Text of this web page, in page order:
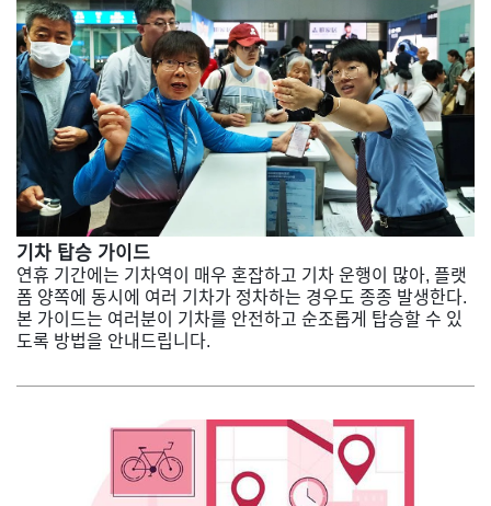
기차 탑승 가이드
연휴 기간에는 기차역이 매우 혼잡하고 기차 운행이 많아, 플랫
폼 양쪽에 동시에 여러 기차가 정차하는 경우도 종종 발생한다.
본 가이드는 여러분이 기차를 안전하고 순조롭게 탑승할 수 있
도록 방법을 안내드립니다.